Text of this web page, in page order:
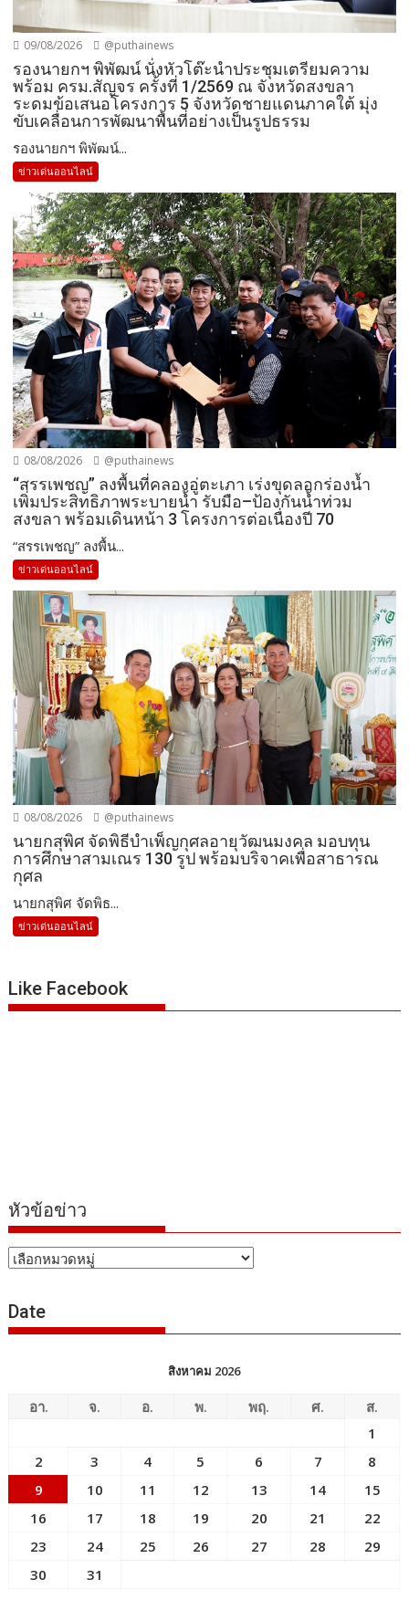
09/08/2026 @puthainews
รองนายกฯ พิพัฒน์ นั่งหัวโต๊ะนำประชุมเตรียมความ
พร้อม ครม.สัญจร ครั้งที่ 1/2569 ณ จังหวัดสงขลา
ระดมข้อเสนอโครงการ 5 จังหวัดชายแดนภาคใต้ มุ่ง
ขับเคลื่อนการพัฒนาพื้นที่อย่างเป็นรูปธรรม
รองนายกฯ พิพัฒน์...
ข่าวเด่นออนไลน์
08/08/2026 @puthainews
“สรรเพชญ” ลงพื้นที่คลองอู่ตะเภา เร่งขุดลอกร่องน้ำ
เพิ่มประสิทธิภาพระบายน้ำ รับมือ–ป้องกันน้ำท่วม
สงขลา พร้อมเดินหน้า 3 โครงการต่อเนื่องปี 70
“สรรเพชญ” ลงพื้น...
ข่าวเด่นออนไลน์
08/08/2026 @puthainews
นายกสุพิศ จัดพิธีบำเพ็ญกุศลอายุวัฒนมงคล มอบทุน
การศึกษาสามเณร 130 รูป พร้อมบริจาคเพื่อสาธารณ
กุศล
นายกสุพิศ จัดพิธ...
ข่าวเด่นออนไลน์
Like Facebook
หัวข้อข่าว
หัวข้อ
Date
สิงหาคม 2026
อา. จ. อ. พ. พฤ. ศ.
ส.
1
2
3 4 5 6 7
8
9
10 11 12 13 14
15
16
17 18 19 20 21
22
23
24 25 26 27 28
29
30
31